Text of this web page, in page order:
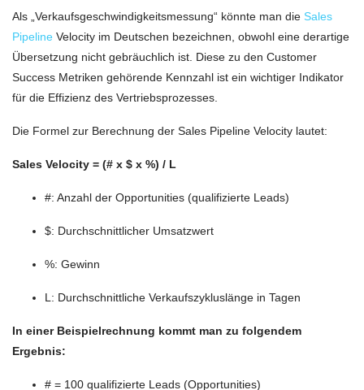
Als „Verkaufsgeschwindigkeitsmessung“ könnte man die Sales
Pipeline Velocity im Deutschen bezeichnen, obwohl eine derartige
Übersetzung nicht gebräuchlich ist. Diese zu den Customer
Success Metriken gehörende Kennzahl ist ein wichtiger Indikator
für die Effizienz des Vertriebsprozesses.
Die Formel zur Berechnung der Sales Pipeline Velocity lautet:
Sales Velocity = (# x $ x %) / L
#: Anzahl der Opportunities (qualifizierte Leads)
$: Durchschnittlicher Umsatzwert
%: Gewinn
L: Durchschnittliche Verkaufszykluslänge in Tagen
In einer Beispielrechnung kommt man zu folgendem
Ergebnis:
# = 100 qualifizierte Leads (Opportunities)